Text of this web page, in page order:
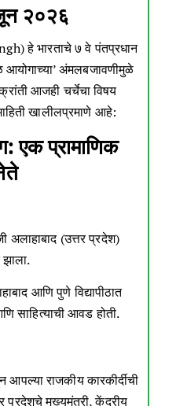
२०२६
हे भारताचे ७ वे पंतप्रधान
आयोगाच्या’ अंमलबजावणीमुळे
आजही चर्चेचा विषय
खालीलप्रमाणे आहे:
एक प्रामाणिक
(उत्तर प्रदेश)
आणि पुणे विद्यापीठात
साहित्याची आवड होती.
आपल्या राजकीय कारकीर्दीची
प्रदेशचे मुख्यमंत्री, केंद्रीय